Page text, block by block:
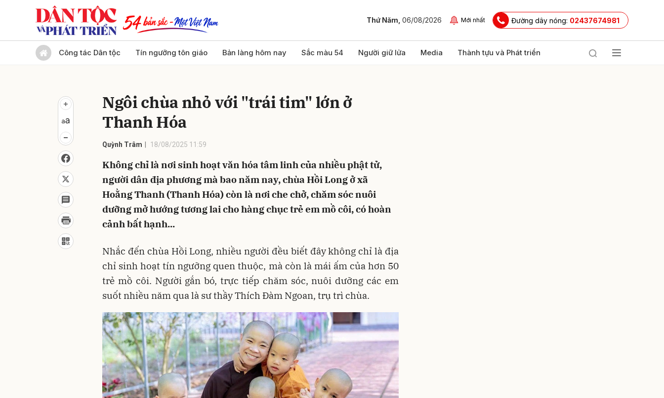
Thứ Năm, 06/08/2026 Mới nhất Đường dây nóng: 02437674981
Công tác Dân tộc Tín ngưỡng tôn giáo Bản làng hôm nay Sắc màu 54 Người giữ lửa Media Thành tựu và Phát triển
Ngôi chùa nhỏ với "trái tim" lớn ở
Thanh Hóa
Quỳnh Trâm 18/08/2025 11:59
Không chỉ là nơi sinh hoạt văn hóa tâm linh của nhiều phật tử,
người dân địa phương mà bao năm nay, chùa Hồi Long ở xã
Hoằng Thanh (Thanh Hóa) còn là nơi che chở, chăm sóc nuôi
dưỡng mở hướng tương lai cho hàng chục trẻ em mồ côi, có hoàn
cảnh bất hạnh...
Nhắc đến chùa Hồi Long, nhiều người đều biết đây không chỉ là địa
chỉ sinh hoạt tín ngưỡng quen thuộc, mà còn là mái ấm của hơn 50
trẻ mồ côi. Người gắn bó, trực tiếp chăm sóc, nuôi dưỡng các em
suốt nhiều năm qua là sư thầy Thích Đàm Ngoan, trụ trì chùa.
Gửi bình luận